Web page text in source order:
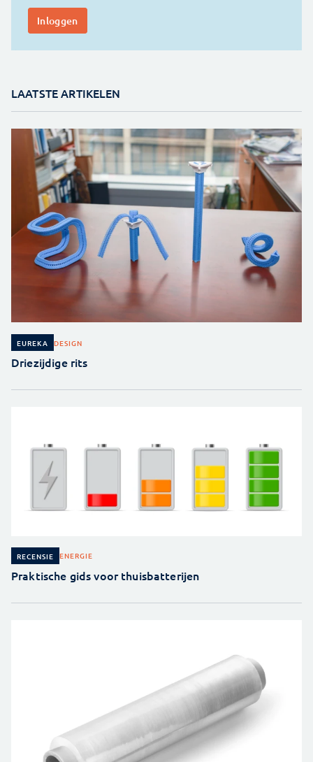
LAATSTE ARTIKELEN
EUREKA DESIGN
Driezijdige rits
RECENSIE ENERGIE
Praktische gids voor thuisbatterijen